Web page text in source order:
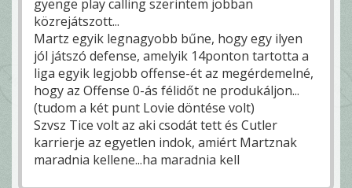
gyenge play calling szerintem jobban
közrejátszott...
Martz egyik legnagyobb bűne, hogy egy ilyen
jól játszó defense, amelyik 14ponton tartotta a
liga egyik legjobb offense-ét az megérdemelné,
hogy az Offense 0-ás félidőt ne produkáljon...
(tudom a két punt Lovie döntése volt)
Szvsz Tice volt az aki csodát tett és Cutler
karrierje az egyetlen indok, amiért Martznak
maradnia kellene...ha maradnia kell